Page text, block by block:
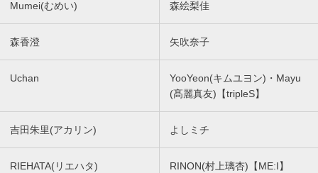
Mumei(むめい) 森絵梨佳
森香澄 矢吹奈子
Uchan
YooYeon(キムユヨン)・Mayu
(髙麗真友)【tripleS】
吉田朱里(アカリン) よしミチ
RIEHATA(リエハタ) RINON(村上璃杏)【ME:I】